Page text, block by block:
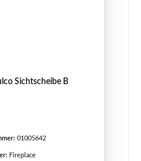
Sichtscheibe B
01005642
Fireplace